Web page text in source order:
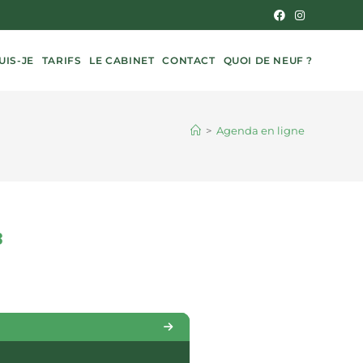
JE TARIFS LE CABINET CONTACT QUOI DE NEUF ?
> Agenda en ligne